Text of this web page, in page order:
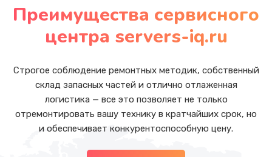
Преимущества сервисного
центра servers-iq.ru
Строгое соблюдение ремонтных методик, собственный
склад запасных частей и отлично отлаженная
логистика — все это позволяет не только
отремонтировать вашу технику в кратчайших срок, но
и обеспечивает конкурентоспособную цену.